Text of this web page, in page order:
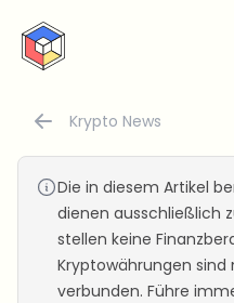
CryptoTicker
Krypto News
Die in diesem Artikel
dienen ausschließlich
stellen keine
Kryptowährungen sind
verbunden. Führe